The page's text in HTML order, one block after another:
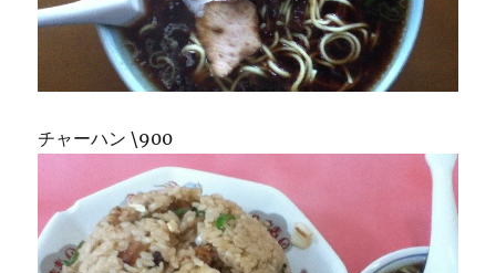
チャーハン \900